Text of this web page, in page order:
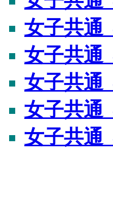
女子共通
女子共通
女子共通
女子共通
女子共通